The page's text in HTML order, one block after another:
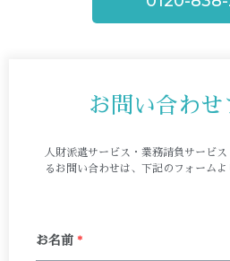
お問い合わせ
人財派遣サービス・業務請負サービ
るお問い合わせは、下記のフォームよ
お名前 *